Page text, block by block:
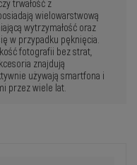
trwałość z
wielowarstwową
wytrzymałość oraz
w przypadku pęknięcia.
fotografii bez strat,
znajdują
używają smartfona i
przez wiele lat.